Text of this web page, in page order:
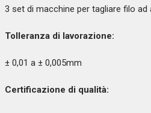
3 set di macchine per tagliare filo ad
Tolleranza di lavorazione:
± 0,01 a ± 0,005mm
Certificazione di qualità: